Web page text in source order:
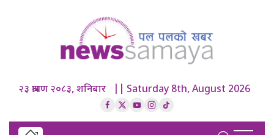
२३ श्रावण २०८३, शनिबार || Saturday 8th, August 2026